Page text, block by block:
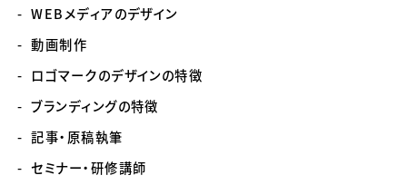
WEBメディアのデザイン
動画制作
ロゴマークのデザインの特徴
ブランディングの特徴
記事・原稿執筆
セミナー・研修講師